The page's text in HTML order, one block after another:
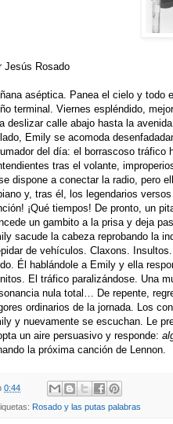
Jesús Rosado
aséptica. Panea el cielo y todo
terminal. Viernes espléndido,
deslizar calle abajo hasta la
Emily se acomoda
del día: el borrascoso tráfico
tras el volante,
dispone a conectar la radio, pero
y, tras él, los legendarios
¡Qué tiempos! De pronto, un
un gambito a la prisa y deja
sacude la cabeza reprobando la
de vehículos. Claxons.
Él hablándole a Emily y ella
El tráfico paralizándose. Una
nula total… De repente,
ordinarios de la jornada. Los
y nuevamente se escuchan. Le
un aire persuasivo y responde:
la próxima canción de Lennon.
0:44
Rosado y las putas palabras